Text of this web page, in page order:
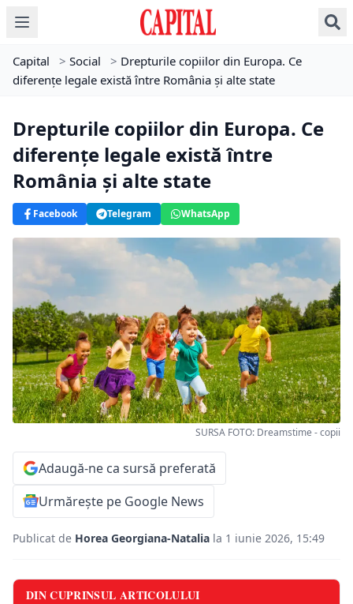
Capital > Social > Drepturile copiilor din Europa. Ce
diferențe legale există între România și alte state
Drepturile copiilor din Europa. Ce
diferențe legale există între
România și alte state
Facebook Telegram WhatsApp
SURSA FOTO: Dreamstime - copii
Adaugă-ne ca sursă preferată
Urmărește pe Google News
Publicat de Horea Georgiana-Natalia la 1 iunie 2026, 15:49
DIN CUPRINSUL ARTICOLULUI